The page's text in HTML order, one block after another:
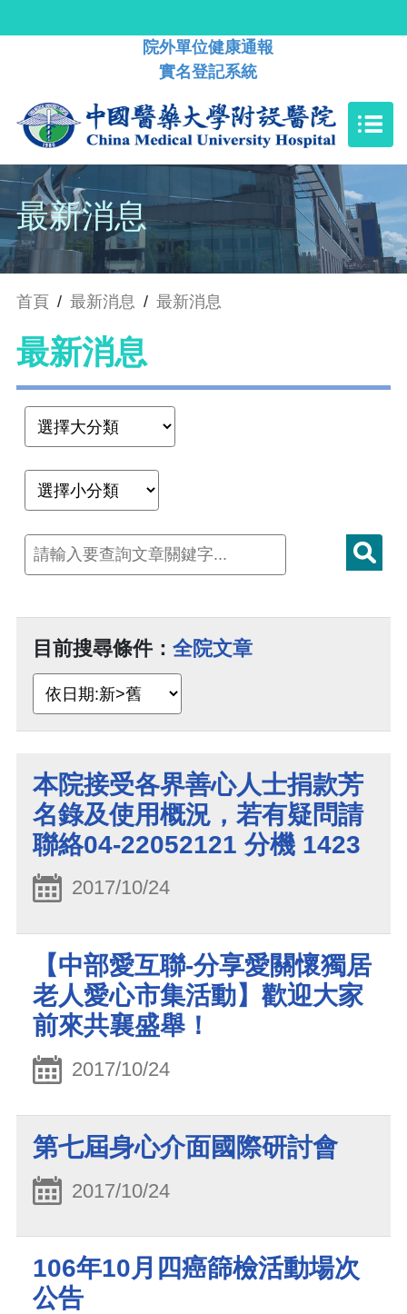
院外單位健康通報
實名登記系統
最新消息
首頁 / 最新消息 / 最新消息
最新消息
目前搜尋條件： 全院文章
本院接受各界善心人士捐款芳
名錄及使用概況，若有疑問請
聯絡04-22052121 分機 1423
2017/10/24
【中部愛互聯-分享愛關懷獨居
老人愛心市集活動】歡迎大家
前來共襄盛舉！
2017/10/24
第七屆身心介面國際研討會
2017/10/24
106年10月四癌篩檢活動場次
公告